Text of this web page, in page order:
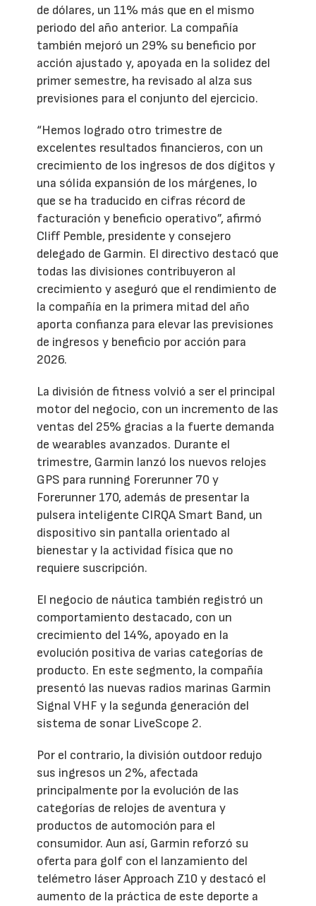
de dólares, un 11% más que en el mismo
periodo del año anterior. La compañía
también mejoró un 29% su beneficio por
acción ajustado y, apoyada en la solidez del
primer semestre, ha revisado al alza sus
previsiones para el conjunto del ejercicio.
“Hemos logrado otro trimestre de
excelentes resultados financieros, con un
crecimiento de los ingresos de dos dígitos y
una sólida expansión de los márgenes, lo
que se ha traducido en cifras récord de
facturación y beneficio operativo”, afirmó
Cliff Pemble, presidente y consejero
delegado de Garmin. El directivo destacó que
todas las divisiones contribuyeron al
crecimiento y aseguró que el rendimiento de
la compañía en la primera mitad del año
aporta confianza para elevar las previsiones
de ingresos y beneficio por acción para
2026.
La división de fitness volvió a ser el principal
motor del negocio, con un incremento de las
ventas del 25% gracias a la fuerte demanda
de wearables avanzados. Durante el
trimestre, Garmin lanzó los nuevos relojes
GPS para running Forerunner 70 y
Forerunner 170, además de presentar la
pulsera inteligente CIRQA Smart Band, un
dispositivo sin pantalla orientado al
bienestar y la actividad física que no
requiere suscripción.
El negocio de náutica también registró un
comportamiento destacado, con un
crecimiento del 14%, apoyado en la
evolución positiva de varias categorías de
producto. En este segmento, la compañía
presentó las nuevas radios marinas Garmin
Signal VHF y la segunda generación del
sistema de sonar LiveScope 2.
Por el contrario, la división outdoor redujo
sus ingresos un 2%, afectada
principalmente por la evolución de las
categorías de relojes de aventura y
productos de automoción para el
consumidor. Aun así, Garmin reforzó su
oferta para golf con el lanzamiento del
telémetro láser Approach Z10 y destacó el
aumento de la práctica de este deporte a